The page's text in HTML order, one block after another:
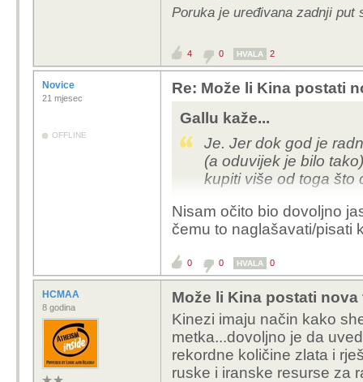
Poruka je uređivana zadnji put
4 0 HVALA 2
Novice
21 mjesec
OFFLINE
Re: Može li Kina postati
Gallu kaže...
Je. Jer dok god je
(a oduvijek je bilo
kupiti više od toga što
Nisam očito bio dovoljno
čemu to naglašavati/pisati
0 0 HVALA 0
HCMAA
8 godina
Može li Kina postati
Kinezi imaju način kako
metka...dovoljno je da
rekordne količine zlata i
ruske i iranske resurse za